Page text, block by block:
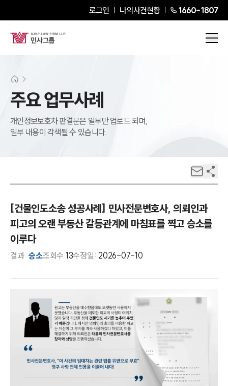
로그인 나의사건현황 1660-1807
주요 업무사례
개인정보보호차 판결문은 일부만 업로드 되며,
일부 내용이 각색될 수 있습니다.
[건물인도소송 성공사례] 민사전문변호사, 의뢰인과
피고의 오랜 부동산 갈등관계에 마침표를 찍고 승소를
이루다
결과 승소조회수 13수정일: 2026-07-10